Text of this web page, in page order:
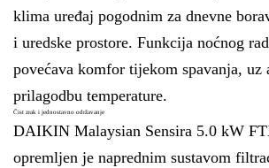
klima uređaj pogodnim za dnevne
i uredske prostore. Funkcija noćnog
povećava komfor tijekom spavanja, uz
prilagodbu temperature.
Čist zrak i jednostavno održavanje
DAIKIN Malaysian Sensira 5.0 kW
opremljen je naprednim sustavom